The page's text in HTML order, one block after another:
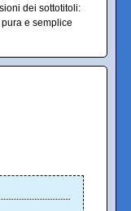
dei sottotitoli:
e semplice